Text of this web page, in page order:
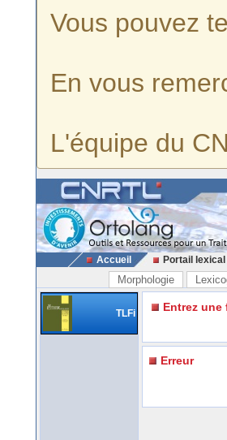
Vous pouvez
En vous
L'équipe du
Accueil Portail lexical
Morphologie
TLFi Entrez une
Erreur